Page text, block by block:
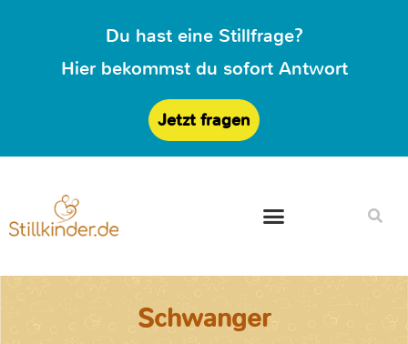
Du hast eine Stillfrage?
Hier bekommst du sofort Antwort
Jetzt fragen
Schwanger